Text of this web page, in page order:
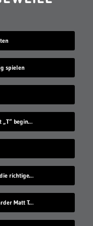
spielen
Nennen Sie ein Körperteil, das mit „T“ beginnt
Wie entscheidet man sich nur für die richtige Idee?
Die skurrilen Tricks von Skateboarder Matt Tomasello